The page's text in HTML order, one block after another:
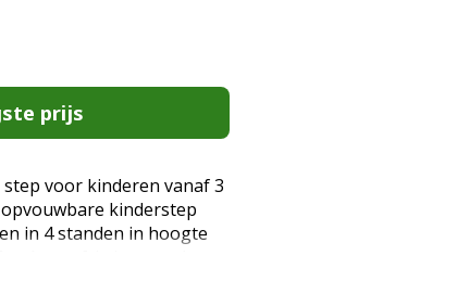
prijs
voor kinderen vanaf 3
kinderstep
in 4 standen in hoogte
een frictierem achter,
wielen en muziek,